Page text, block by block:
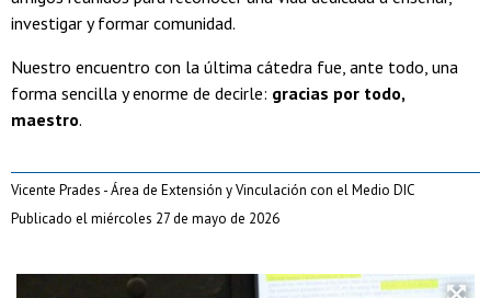
investigar y formar comunidad.
Nuestro encuentro con la última cátedra fue, ante todo, una
forma sencilla y enorme de decirle: gracias por todo,
maestro.
Vicente Prades - Área de Extensión y Vinculación con el Medio DIC
Publicado el miércoles 27 de mayo de 2026